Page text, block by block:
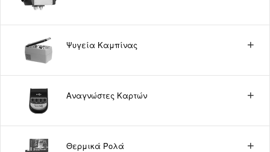
Ψυγεία Καμπίνας
Αναγνώστες Καρτών
Θερμικά Ρολά